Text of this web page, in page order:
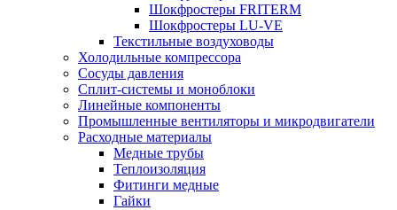
Шокфростеры FRITERM
Шокфростеры LU-VE
Текстильные воздуховоды
Холодильные компрессора
Сосуды давления
Cплит-системы и моноблоки
Линейные компоненты
Промышленные вентиляторы и микродвигатели
Расходные материалы
Медные трубы
Теплоизоляция
Фитинги медные
Гайки